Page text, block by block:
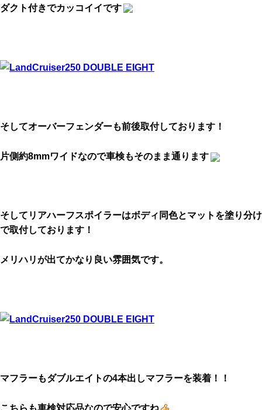
ダクト付きでカッコイイです
そしてオーバーフェンダーも前後取付しております！
片側約8mmワイドなので車検もそのまま通ります
そしてリアハーフスポイラーはボディ同色とマットを塗り分け
で取付しております！
メリハリが出てかなり良い雰囲気です。
マフラーもダブルエイトの4本出しマフラーを装着！！
こちらも車検対応品なので安心ですね